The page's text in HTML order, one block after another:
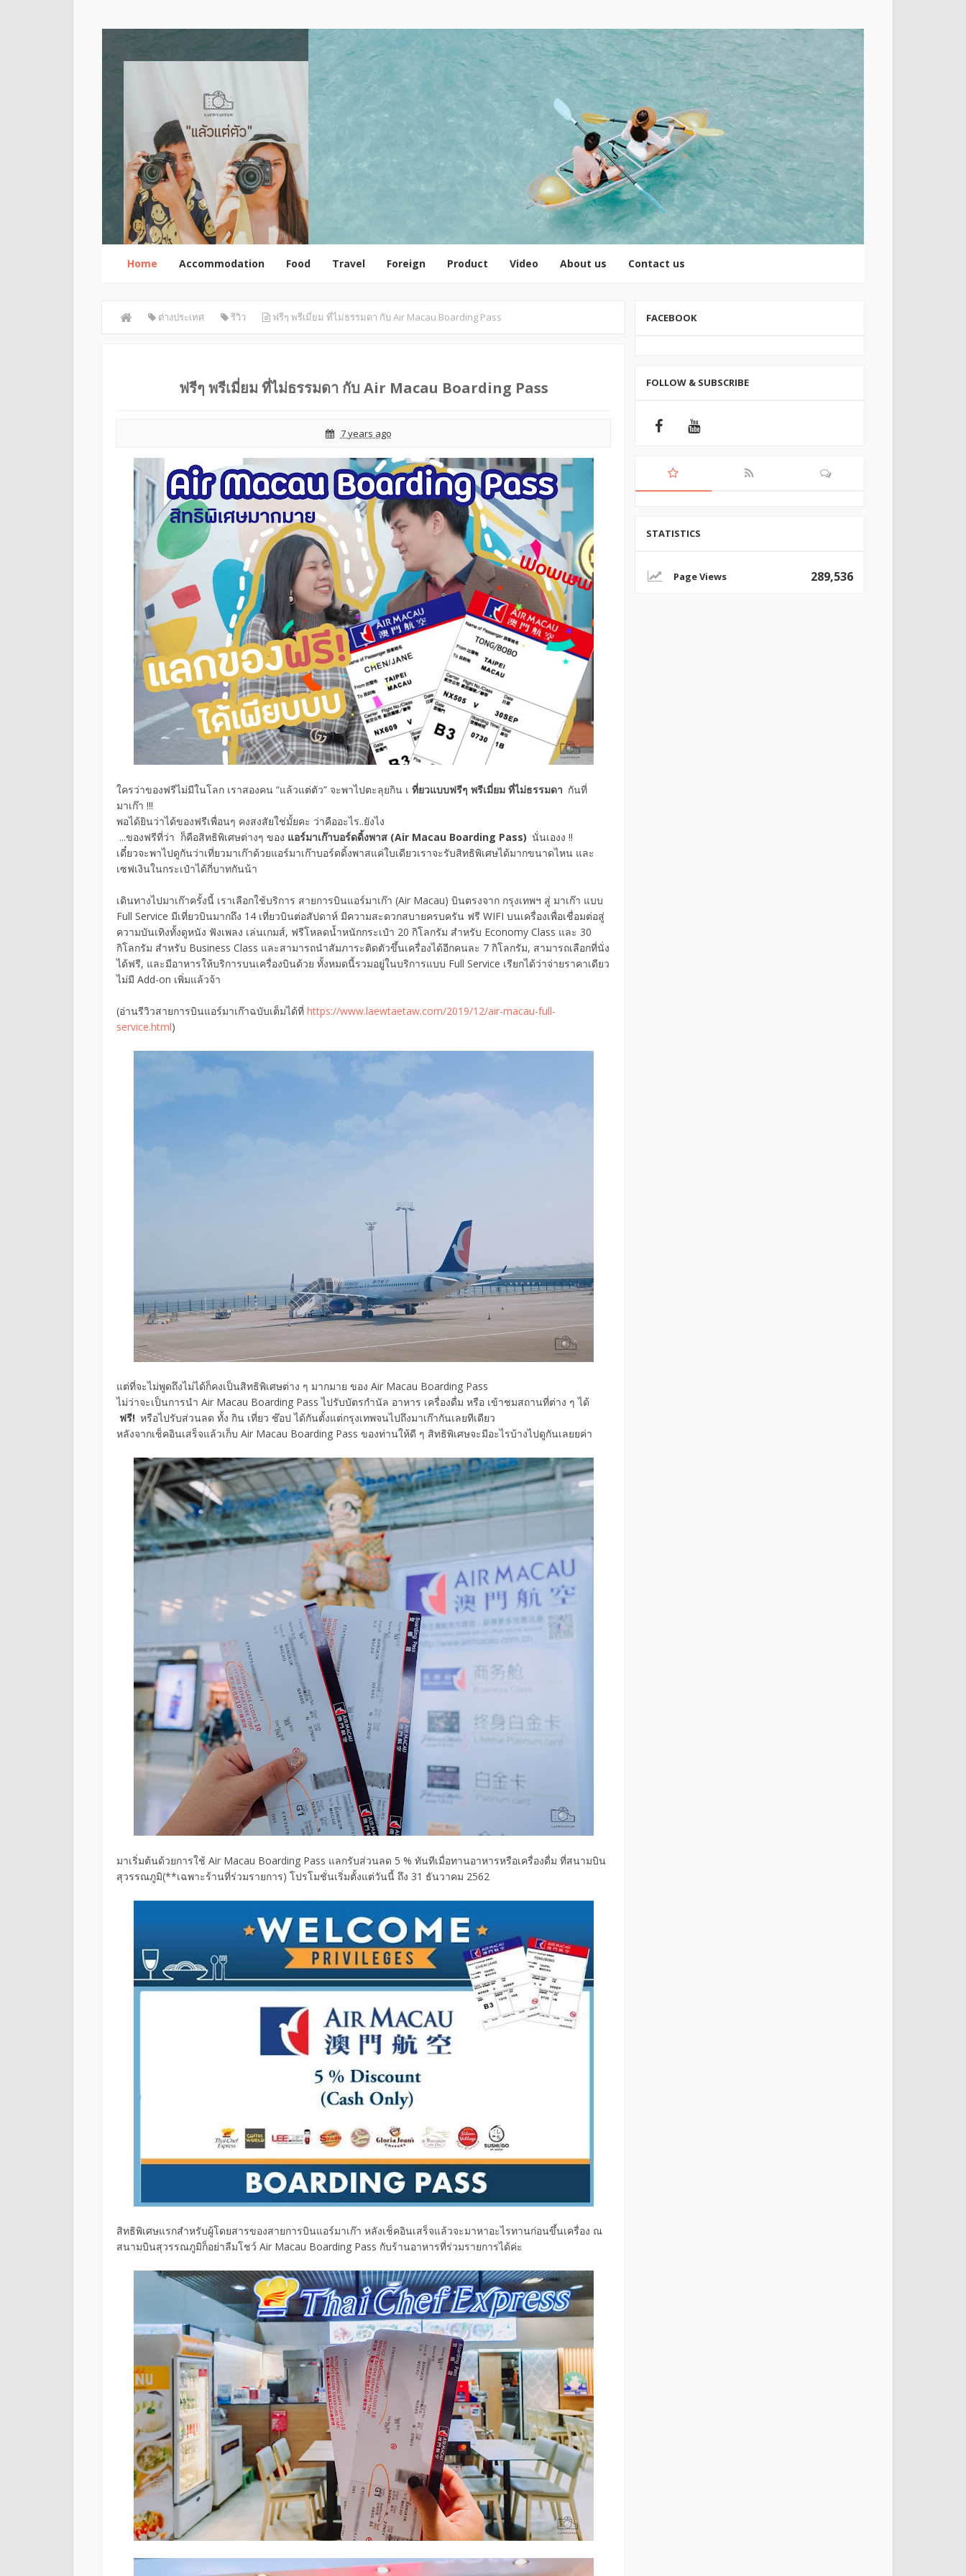
Home Accommodation Food Travel Foreign Product Video About us Contact us
ต่างประเทศ รีวิว ฟรีๆ พรีเมี่ยม ที่ไม่ธรรมดา กับ Air Macau Boarding Pass
ฟรีๆ พรีเมี่ยม ที่ไม่ธรรมดา กับ Air Macau Boarding Pass
7 years ago
ใครว่าของฟรีไม่มีในโลก เราสองคน “แล้วแต่ตัว” จะพาไปตะลุยกิน เ ที่ยวแบบฟรีๆ พรีเมี่ยม ที่ไม่ธรรมดา กันที่
มาเก๊า !!!
พอได้ยินว่าได้ของฟรีเพื่อนๆ คงสงสัยใช่มั้ยคะ ว่าคืออะไร..ยังไง
...ของฟรีที่ว่า ก็คือสิทธิพิเศษต่างๆ ของ แอร์มาเก๊าบอร์ดดิ้งพาส (Air Macau Boarding Pass) นั่นเองง !!
เดี๋ยวจะพาไปดูกันว่าเที่ยวมาเก๊าด้วยแอร์มาเก๊าบอร์ดดิ้งพาสแค่ใบเดียวเราจะรับสิทธิพิเศษได้มากขนาดไหน และ
เซฟเงินในกระเป๋าได้กี่บาทกันน้า
เดินทางไปมาเก๊าครั้งนี้ เราเลือกใช้บริการ สายการบินแอร์มาเก๊า (Air Macau) บินตรงจาก กรุงเทพฯ สู่ มาเก๊า แบบ
Full Service มีเที่ยวบินมากถึง 14 เที่ยวบินต่อสัปดาห์ มีความสะดวกสบายครบครัน ฟรี WIFI บนเครื่องเพื่อเชื่อมต่อสู่
ความบันเทิงทั้งดูหนัง ฟังเพลง เล่นเกมส์, ฟรีโหลดน้ำหนักกระเป๋า 20 กิโลกรัม สำหรับ Economy Class และ 30
กิโลกรัม สำหรับ Business Class และสามารถนำสัมภาระติดตัวขึ้นเครื่องได้อีกคนละ 7 กิโลกรัม, สามารถเลือกที่นั่ง
ได้ฟรี, และมีอาหารให้บริการบนเครื่องบินด้วย ทั้งหมดนี้รวมอยู่ในบริการแบบ Full Service เรียกได้ว่าจ่ายราคาเดียว
ไม่มี Add-on เพิ่มแล้วจ้า
(อ่านรีวิวสายการบินแอร์มาเก๊าฉบับเต็มได้ที่ https://www.laewtaetaw.com/2019/12/air-macau-full-
service.html)
แต่ที่จะไม่พูดถึงไม่ได้ก็คงเป็นสิทธิพิเศษต่าง ๆ มากมาย ของ Air Macau Boarding Pass
ไม่ว่าจะเป็นการนำ Air Macau Boarding Pass ไปรับบัตรกำนัล อาหาร เครื่องดื่ม หรือ เข้าชมสถานที่ต่าง ๆ ได้
ฟรี! หรือไปรับส่วนลด ทั้ง กิน เที่ยว ช๊อป ได้กันตั้งแต่กรุงเทพจนไปถึงมาเก๊ากันเลยทีเดียว
หลังจากเช็คอินเสร็จแล้วเก็บ Air Macau Boarding Pass ของท่านให้ดี ๆ สิทธิพิเศษจะมีอะไรบ้างไปดูกันเลยยค่า
มาเริ่มต้นด้วยการใช้ Air Macau Boarding Pass แลกรับส่วนลด 5 % ทันทีเมื่อทานอาหารหรือเครื่องดื่ม ที่สนามบิน
สุวรรณภูมิ(**เฉพาะร้านที่ร่วมรายการ) โปรโมชั่นเริ่มตั้งแต่วันนี้ ถึง 31 ธันวาคม 2562
สิทธิพิเศษแรกสำหรับผู้โดยสารของสายการบินแอร์มาเก๊า หลังเช็คอินเสร็จแล้วจะมาหาอะไรทานก่อนขึ้นเครื่อง ณ
สนามบินสุวรรณภูมิก็อย่าลืมโชว์ Air Macau Boarding Pass กับร้านอาหารที่ร่วมรายการได้ค่ะ
FACEBOOK
FOLLOW & SUBSCRIBE
STATISTICS
289,536